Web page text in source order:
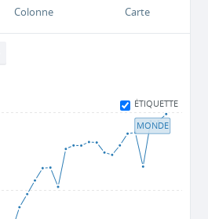
Colonne Carte
ÉTIQUETTE
MONDE